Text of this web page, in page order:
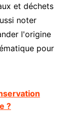
et déchets
noter
l'origine
pour
?